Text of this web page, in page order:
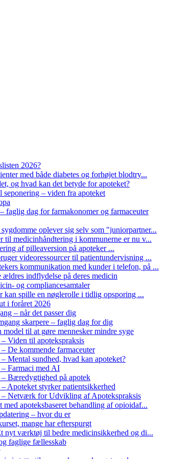
2026?
med både diabetes og forhøjet blodtry...
og hvad kan det betyde for apoteket?
seponering – viden fra apoteket
faglig dag for farmakonomer og farmaceuter
oplever sig selv som "juniorpartner...
til medicinhåndtering i kommunerne er nu v...
af pilleaversion på apoteker ...
videoressourcer til patientundervisning ...
kommunikation med kunder i telefon, på ...
indflydelse på deres medicin
og compliancesamtaler
kan spille en nøglerolle i tidlig opsporing ...
i foråret 2026
– når det passer dig
skarpere – faglig dag for dig
til at gøre mennesker mindre syge
Viden til apotekspraksis
De kommende farmaceuter
Mental sundhed, hvad kan apoteket?
Farmaci med AI
Bæredygtighed på apotek
Apoteket styrker patientsikkerhed
Netværk for Udvikling af Apotekspraksis
apoteksbaseret behandling af opioidaf...
– hvor du er
mange har efterspurgt
nyt værktøj til bedre medicinsikkerhed og di...
faglige fællesskab